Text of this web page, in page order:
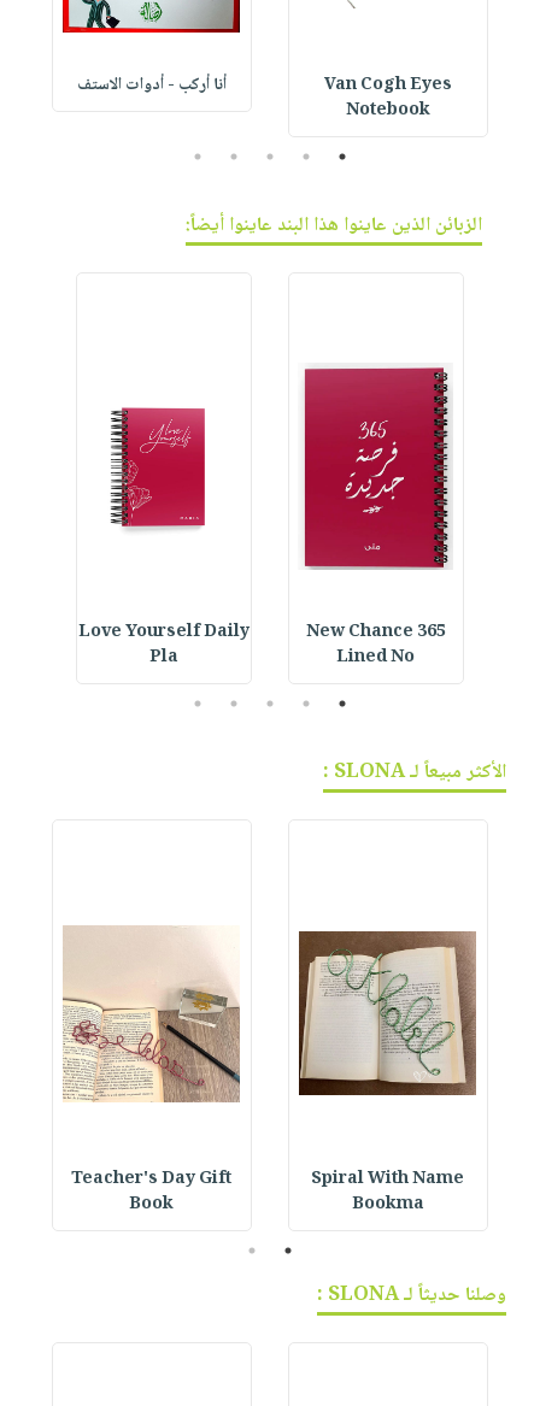
Van Cogh Eyes
Notebook
أنا أركب - أدوات الاستف
1
2
3
4
5
الزبائن الذين عاينوا هذا البند عاينوا أيضاً:
365 New Chance
Lined No
Love Yourself Daily
Pla
1
2
3
4
5
الأكثر مبيعاً لـ SLONA :
Spiral With Name
Bookma
Teacher's Day Gift
Book
1
2
وصلنا حديثاً لـ SLONA :